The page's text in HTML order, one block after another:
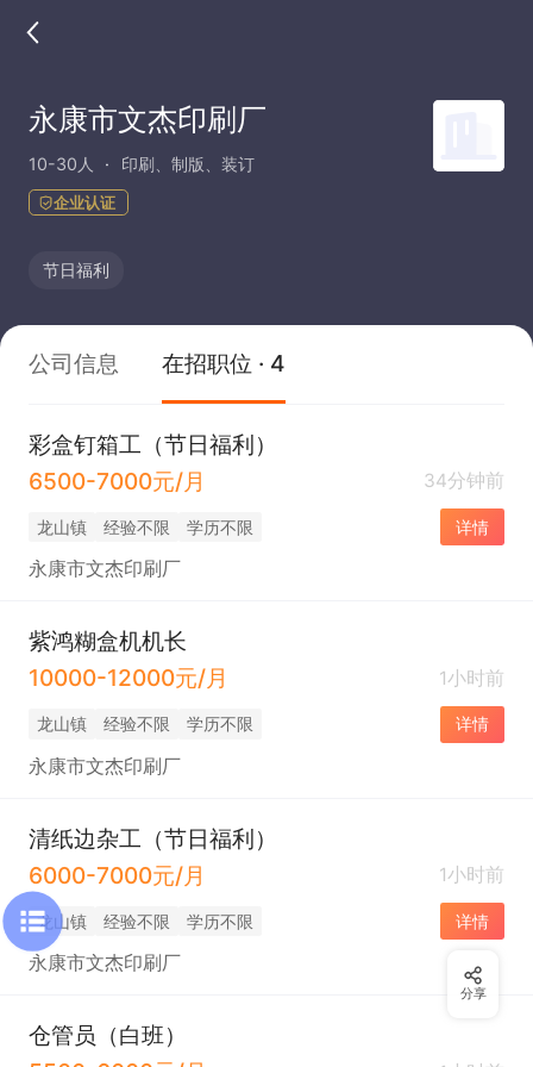
永康市文杰印刷厂
10-30人 印刷、制版、装订
企业认证
节日福利
公司信息 在招职位 · 4
彩盒钉箱工（节日福利）
6500-7000元/月
34分钟前
龙山镇 经验不限 学历不限 详情
永康市文杰印刷厂
紫鸿糊盒机机长
10000-12000元/月
1小时前
龙山镇 经验不限 学历不限 详情
永康市文杰印刷厂
清纸边杂工（节日福利）
6000-7000元/月
1小时前
龙山镇 经验不限 学历不限 详情
永康市文杰印刷厂
仓管员（白班）
分享